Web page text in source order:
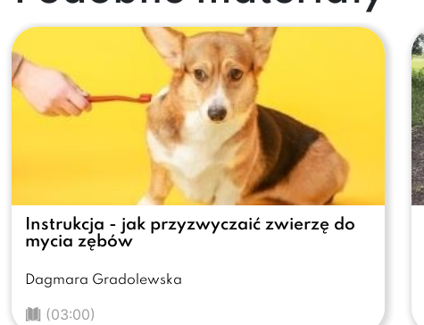
Instrukcja - jak przyzwyczaić zwierzę do
mycia zębów
Dagmara Gradolewska
(03:00)